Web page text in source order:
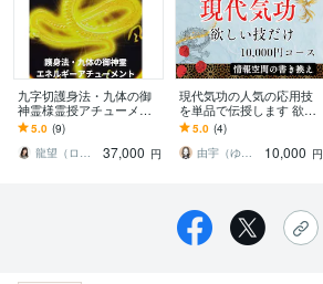
九字切護身法・九体の御
神霊様霊授アチューメン
トます 御神霊のエネルギ
ーをアチューメントしま
す。召喚方法もお伝え！
5.0 (9)
龍望（ロム）松仲
37,000 円
現代気功の人気の応用技
を単品で伝授します 欲し
い技だけ購入|浄化・開
運・美容技10,000円コー
ス
5.0 (4)
由宇（ゆぅ）｜気功師
10,000 円